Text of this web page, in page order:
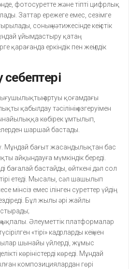
фотосуретте және тіпті цифрлық
Заттар ережеге емес, сезімге
соның нәтижесінде кеңістік
ұйымдастыру қатаң
қарағанда еркіндік пен жеңілдік
артуы қоғамдағы
қабылдау тәсілінің өзгеруімен
көбірек ұмтылып,
шаршай бастады.
Мұндай бағыт жасандылықтан бас
айқындауға мүмкіндік береді.
бағалай бастайды, өйткені дәл сол
тірі етеді. Мысалы, сәл шашылып
мінсіз емес ілінген суреттер үйдің
Бұл жылы әрі жайлы
ықпалы. Әлеуметтік платформалар
«тірі» кадрларды кеңінен
шынайы үйлерді, жұмыс
көріністерді көреді. Мұндай
композициялардан гөрі